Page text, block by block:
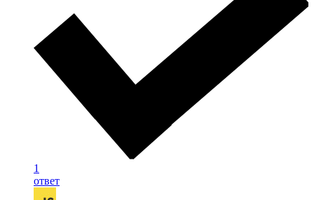
1
ответ